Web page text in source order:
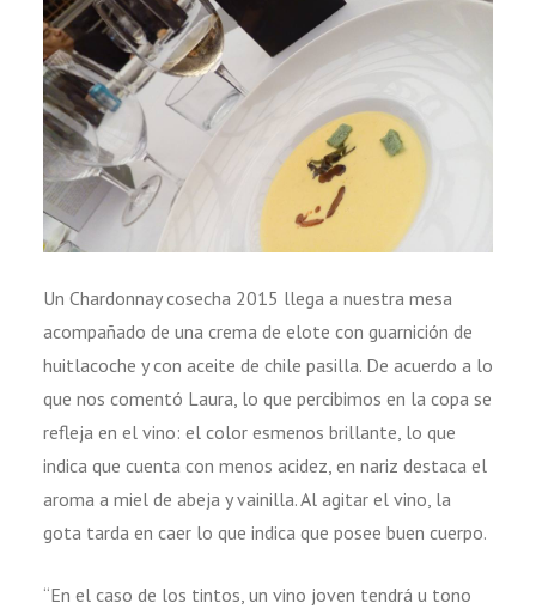
Un Chardonnay cosecha 2015 llega a nuestra mesa
acompañado de una crema de elote con guarnición de
huitlacoche y con aceite de chile pasilla. De acuerdo a lo
que nos comentó Laura, lo que percibimos en la copa se
refleja en el vino: el color esmenos brillante, lo que
indica que cuenta con menos acidez, en nariz destaca el
aroma a miel de abeja y vainilla. Al agitar el vino, la
gota tarda en caer lo que indica que posee buen cuerpo.
“En el caso de los tintos, un vino joven tendrá u tono